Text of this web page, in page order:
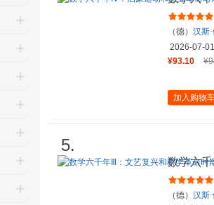
的数学
（德） 汉斯
2026-07-01
¥93.10
加入购物
5.
数学六
的数学
（德） 汉斯